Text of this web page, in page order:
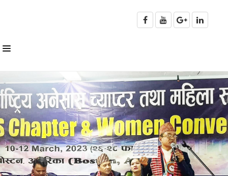
ABOUT US
INLS CHAPTER
MEMBERS
EVENTS